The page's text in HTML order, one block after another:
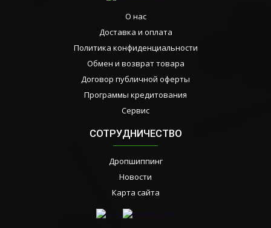
О нас
Доставка и оплата
Политика конфиденциальности
Обмен и возврат товара
Договор публичной оферты
Программы кредитования
Сервис
СОТРУДНИЧЕСТВО
Дропшиппинг
Новости
Карта сайта